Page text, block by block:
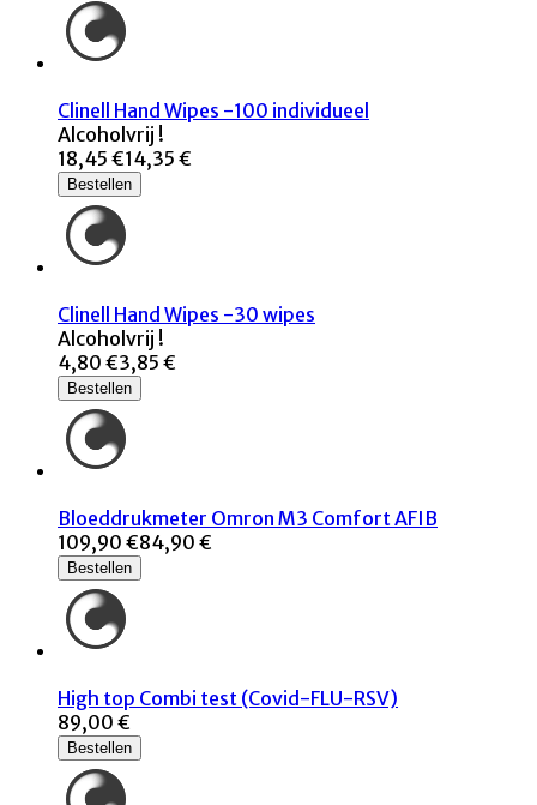
Clinell Hand Wipes -100 individueel
Alcoholvrij !
18,45 €14,35 €
Bestellen
Clinell Hand Wipes -30 wipes
Alcoholvrij !
4,80 €3,85 €
Bestellen
Bloeddrukmeter Omron M3 Comfort AFIB
109,90 €84,90 €
Bestellen
High top Combi test (Covid-FLU-RSV)
89,00 €
Bestellen